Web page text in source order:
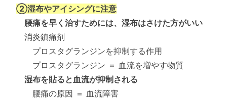
②湿布やアイシングに注意
腰痛を早く治すためには、湿布はさけた方がいい
消炎鎮痛剤
プロスタグランジンを抑制する作用
プロスタグランジン ＝ 血流を増やす物質
湿布を貼ると血流が抑制される
腰痛の原因 ＝ 血流障害